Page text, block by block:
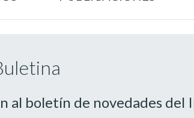
al boletín de novedades del